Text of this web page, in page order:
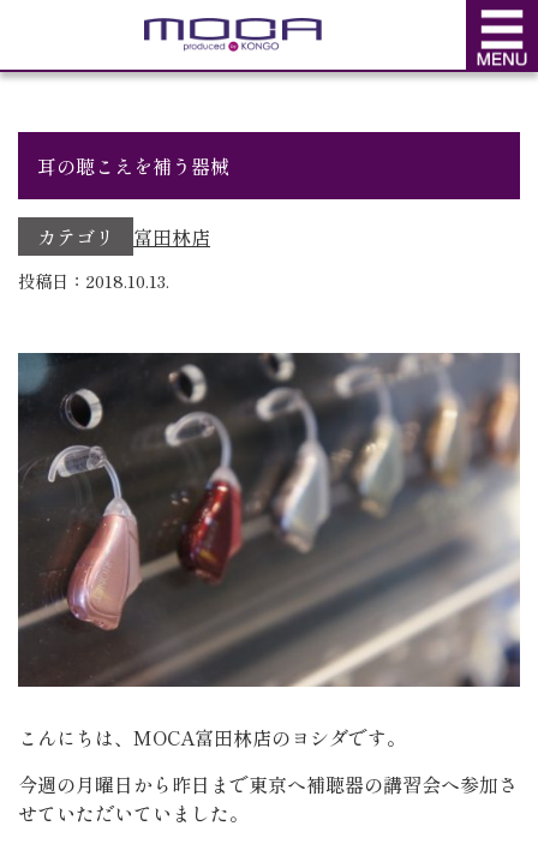
BLOG
耳の聴こえを補う器械
カテゴリ 富田林店
投稿日：2018.10.13.
こんにちは、MOCA富田林店のヨシダです。
今週の月曜日から昨日まで東京へ補聴器の講習会へ参加さ
せていただいていました。